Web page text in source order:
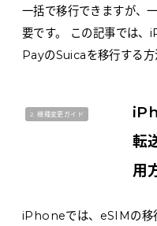
一括で移行できますが、
要です。 この記事では
PayのSuicaを移行する
転
用
iPhoneでは、eSIMの移
2. 機種変更ガイド